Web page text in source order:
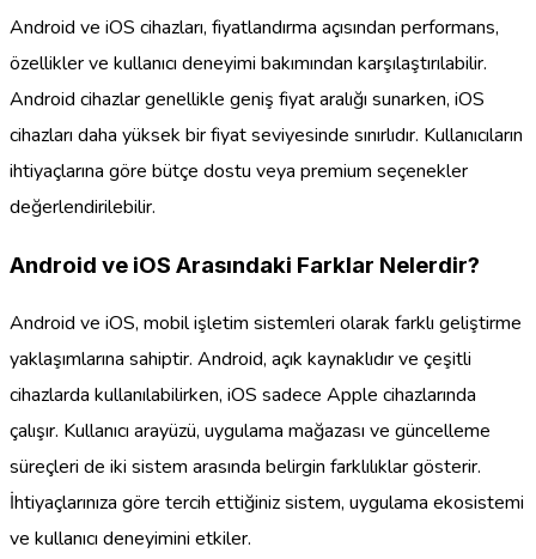
Android ve iOS cihazları, fiyatlandırma açısından performans,
özellikler ve kullanıcı deneyimi bakımından karşılaştırılabilir.
Android cihazlar genellikle geniş fiyat aralığı sunarken, iOS
cihazları daha yüksek bir fiyat seviyesinde sınırlıdır. Kullanıcıların
ihtiyaçlarına göre bütçe dostu veya premium seçenekler
değerlendirilebilir.
Android ve iOS Arasındaki Farklar Nelerdir?
Android ve iOS, mobil işletim sistemleri olarak farklı geliştirme
yaklaşımlarına sahiptir. Android, açık kaynaklıdır ve çeşitli
cihazlarda kullanılabilirken, iOS sadece Apple cihazlarında
çalışır. Kullanıcı arayüzü, uygulama mağazası ve güncelleme
süreçleri de iki sistem arasında belirgin farklılıklar gösterir.
İhtiyaçlarınıza göre tercih ettiğiniz sistem, uygulama ekosistemi
ve kullanıcı deneyimini etkiler.